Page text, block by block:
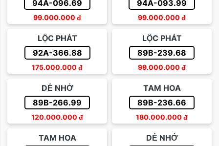
94A-096.69
99.000.000 đ
94A-093.99
99.000.000 đ
LỘC PHÁT
92A-366.88
175.000.000 đ
LỘC PHÁT
89B-239.68
99.000.000 đ
DỄ NHỚ
89B-266.99
120.000.000 đ
TAM HOA
89B-236.66
180.000.000 đ
TAM HOA
DỄ NHỚ